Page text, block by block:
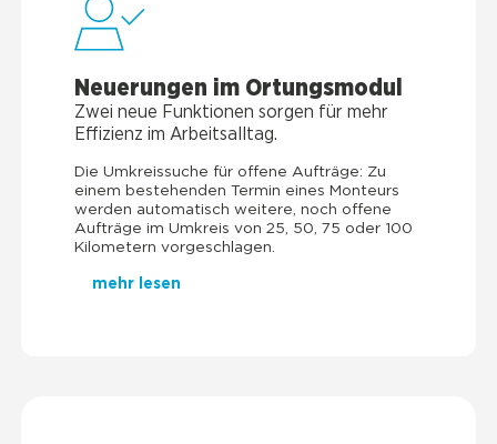
Neue­run­gen im Ortungs­mo­dul
Zwei neue Funk­tio­nen sor­gen für mehr
Effi­zi­enz im Arbeits­all­tag.
Die Umkreis­su­che für offe­ne Auf­trä­ge: Zu
einem bestehen­den Ter­min eines Mon­teurs
wer­den auto­ma­tisch wei­te­re, noch offe­ne
Auf­trä­ge im Umkreis von 25, 50, 75 oder 100
Kilo­me­tern vorgeschlagen.
mehr lesen